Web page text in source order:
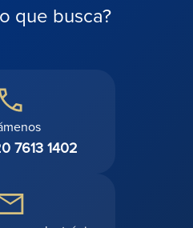
que busca?
7613 1402